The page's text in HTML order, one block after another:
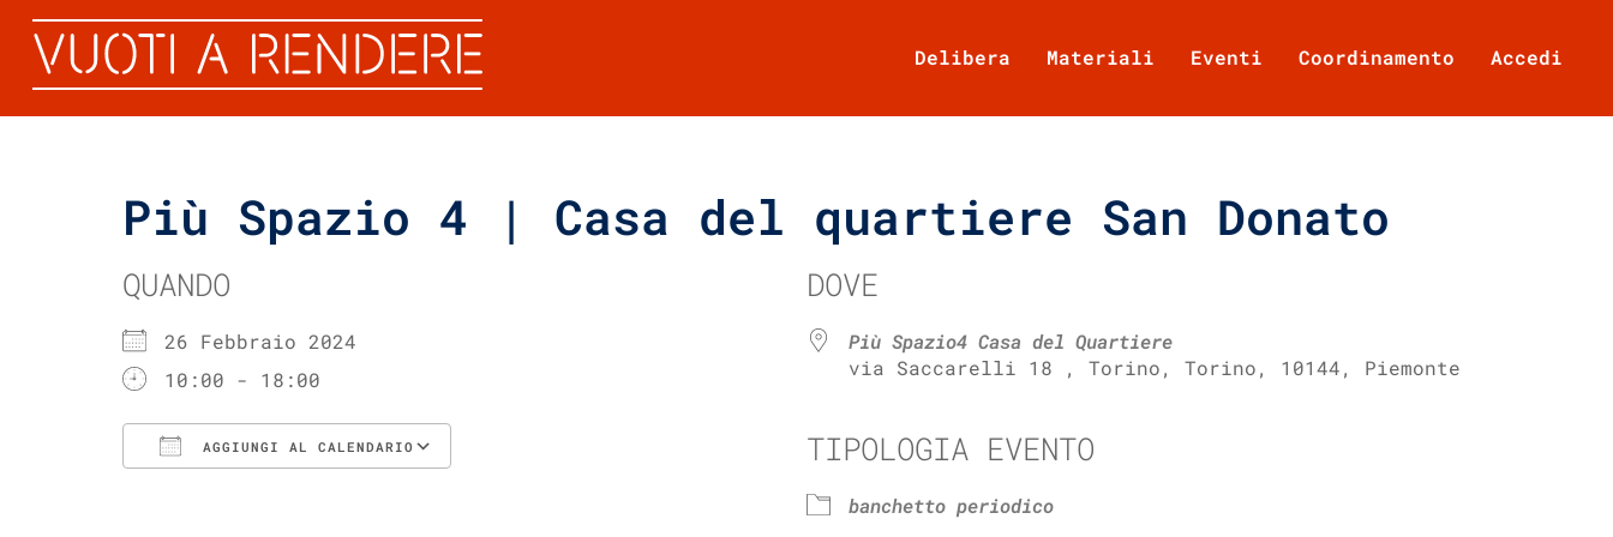
Delibera Materiali Eventi Coordinamento Accedi
Più Spazio 4 | Casa del quartiere San Donato
QUANDO
26 Febbraio 2024
10:00 - 18:00
AGGIUNGI AL CALENDARIO
iCalendar
DOVE
Più Spazio4 Casa del Quartiere
via Saccarelli 18 , Torino, Torino, 10144, Piemonte
TIPOLOGIA EVENTO
banchetto periodico